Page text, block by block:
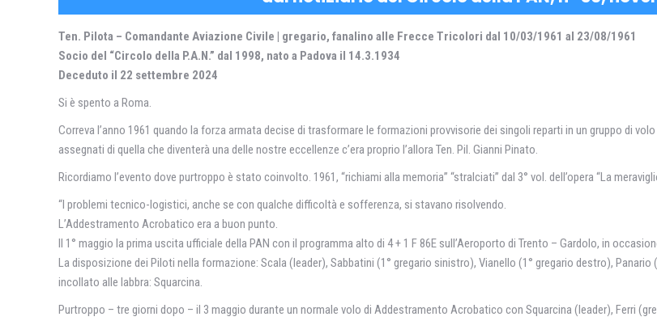
Ten. Pilota – Comandante Aviazione Civile | gregario, fanalino alle Frecce Tricolori dal 10/03/1961 al 23/08/1961
Socio del “Circolo della P.A.N.” dal 1998, nato a Padova il 14.3.1934
Deceduto il 22 settembre 2024
Si è spento a Roma.
Correva l’anno 1961 quando la forza armata decise di trasformare le formazioni provvisorie dei singoli reparti in un gruppo di
assegnati di quella che diventerà una delle nostre eccellenze c’era proprio l’allora Ten. Pil. Gianni Pinato.
Ricordiamo l’evento dove purtroppo è stato coinvolto. 1961, “richiami alla memoria” “stralciati” dal 3° vol. dell’opera “La
“I problemi tecnico-logistici, anche se con qualche difficoltà e sofferenza, si stavano risolvendo.
L’Addestramento Acrobatico era a buon punto.
Il 1° maggio la prima uscita ufficiale della PAN con il programma alto di 4 + 1 F 86E sull’Aeroporto di Trento – Gardolo, in
La disposizione dei Piloti nella formazione: Scala (leader), Sabbatini (1° gregario sinistro), Vianello (1° gregario destro),
incollato alle labbra: Squarcina.
Purtroppo – tre giorni dopo – il 3 maggio durante un normale volo di Addestramento Acrobatico con Squarcina (leader), Ferri